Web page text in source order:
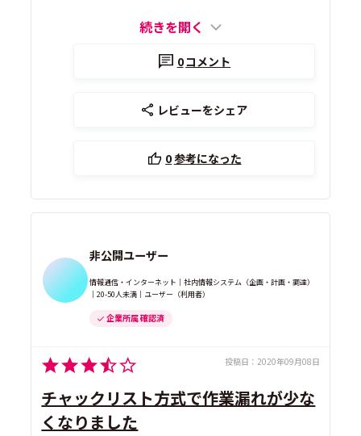
続きを開く
0コメント
レビューをシェア
0参考になった
非公開ユーザー
情報通信・インターネット｜社内情報システム（企画・計画・調達）
｜20-50人未満｜ユーザー（利用者）
企業所属 確認済
投稿日： 2020年09月08日
チャックリスト方式で作業漏れが少な
くなりました